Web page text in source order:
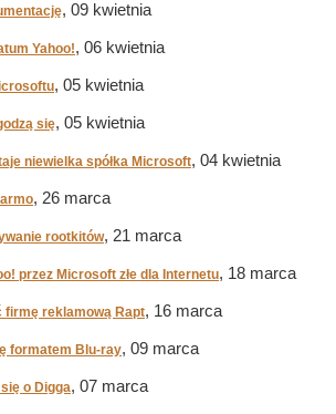
, 09 kwietnia
Yahoo!, 06 kwietnia
, 05 kwietnia
się, 05 kwietnia
niewielka spółka Microsoft, 04 kwietnia
, 26 marca
rootkitów, 21 marca
przez Microsoft złe dla Internetu, 18 marca
firmę reklamową Rapt, 16 marca
formatem Blu-ray, 09 marca
o Digga, 07 marca